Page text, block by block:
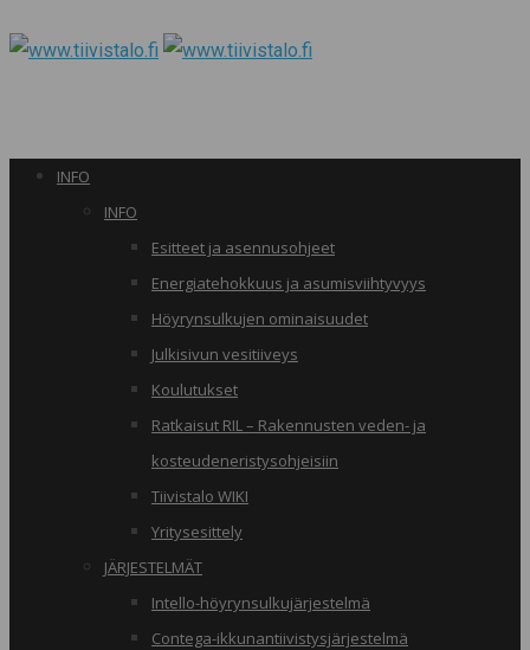
INFO
INFO
Esitteet ja asennusohjeet
Energiatehokkuus ja asumisviihtyvyys
Höyrynsulkujen ominaisuudet
Julkisivun vesitiiveys
Koulutukset
Ratkaisut RIL – Rakennusten veden- ja
kosteudeneristysohjeisiin
Tiivistalo WIKI
Yritysesittely
JÄRJESTELMÄT
Intello-höyrynsulkujärjestelmä
Contega-ikkunantiivistysjärjestelmä